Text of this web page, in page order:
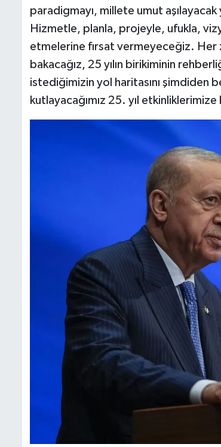
paradigmayı, millete umut
Hizmetle, planla, projeyle, ufukla,
etmelerine fırsat vermeyeceğiz. Her
bakacağız, 25 yılın birikiminin
istediğimizin yol haritasını şimdiden
kutlayacağımız 25. yıl